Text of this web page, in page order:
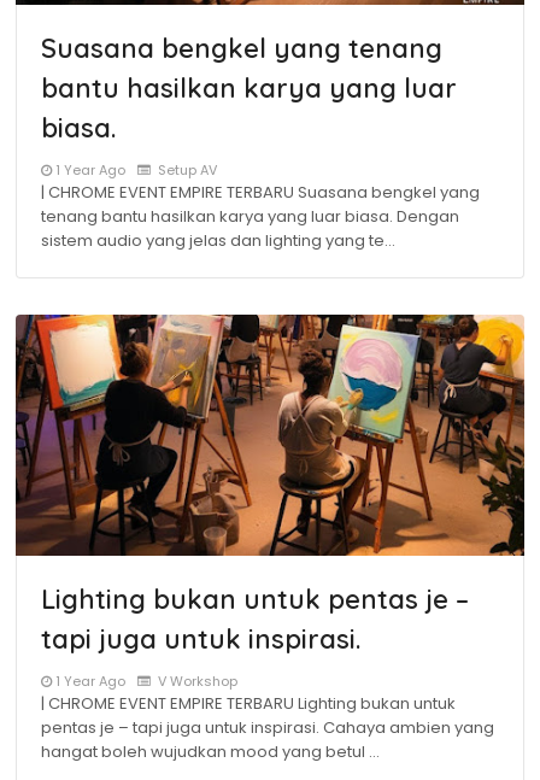
Suasana bengkel yang tenang
bantu hasilkan karya yang luar
biasa.
1 Year Ago Setup AV
| CHROME EVENT EMPIRE TERBARU Suasana bengkel yang
tenang bantu hasilkan karya yang luar biasa. Dengan
sistem audio yang jelas dan lighting yang te…
Lighting bukan untuk pentas je –
tapi juga untuk inspirasi.
1 Year Ago V Workshop
| CHROME EVENT EMPIRE TERBARU Lighting bukan untuk
pentas je – tapi juga untuk inspirasi. Cahaya ambien yang
hangat boleh wujudkan mood yang betul …